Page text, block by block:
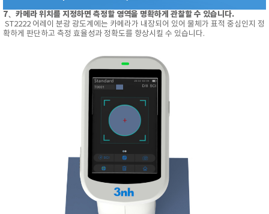
7、카메라 위치를 지정하면 측정할 영역을 명확하게 관찰할 수 있습니다.
ST2222 어레이 분광 광도계에는 카메라가 내장되어 있어 물체가 표적 중심인지 정
확하게 판단하고 측정 효율성과 정확도를 향상시킬 수 있습니다.